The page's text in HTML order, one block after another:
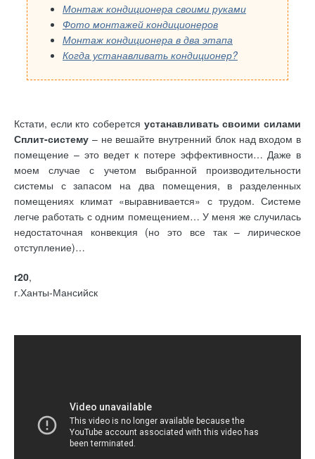
Монтаж кондиционера своими руками
Фото монтажей кондиционеров
Монтаж кондиционера в два этапа
Когда устанавливать кондиционер?
Кстати, если кто соберется устанавливать своими силами
Сплит-систему – не вешайте внутренний блок над входом в
помещение – это ведет к потере эффективности… Даже в
моем случае с учетом выбранной производительности
системы с запасом на два помещения, в разделенных
помещениях климат «выравнивается» с трудом. Системе
легче работать с одним помещением… У меня же случилась
недостаточная конвекция (но это все так – лирическое
отступление)…
r20,
г.Ханты-Мансийск